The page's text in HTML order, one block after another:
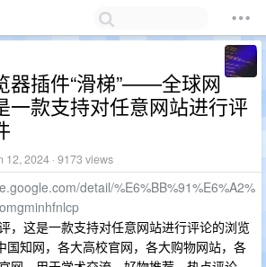
器插件“滑梯”——全球网
一款支持对任意网站进行评
12, 2024 · 9173 views
detail/%E6%BB%91%E6%A2%
这是一款支持对任意网站进行评论的浏览
国知网，各大高校官网，各大购物网站，各